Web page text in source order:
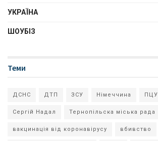
УКРАЇНА
ШОУБІЗ
Теми
ДСНС ДТП ЗСУ Німеччина ПЦУ
Сергій Надал Тернопільска міська рада
вакцинація від коронавірусу вбивство